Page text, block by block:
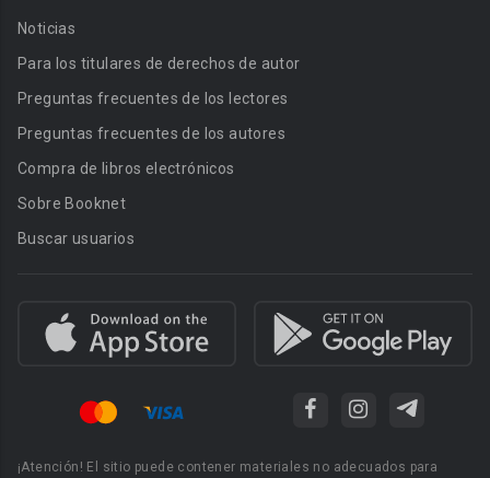
Noticias
Para los titulares de derechos de autor
Preguntas frecuentes de los lectores
Preguntas frecuentes de los autores
Compra de libros electrónicos
Sobre Booknet
Buscar usuarios
¡Atención! El sitio puede contener materiales no adecuados para